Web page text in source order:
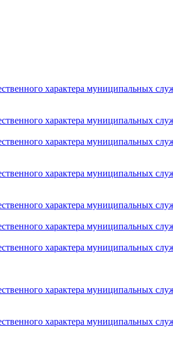
характера муниципальных
характера муниципальных
характера муниципальных
характера муниципальных
характера муниципальных
характера муниципальных
характера муниципальных
характера муниципальных
характера муниципальных